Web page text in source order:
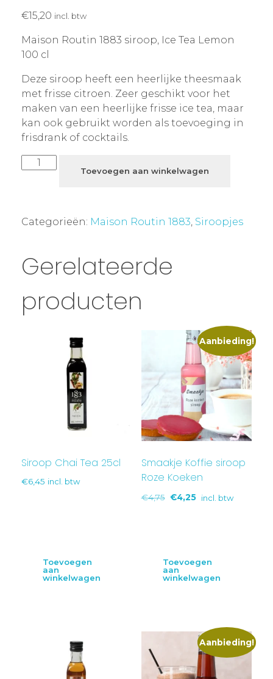
€15,20 incl. btw
Maison Routin 1883 siroop, Ice Tea Lemon
100 cl
Deze siroop heeft een heerlijke theesmaak
met frisse citroen. Zeer geschikt voor het
maken van een heerlijke frisse ice tea, maar
kan ook gebruikt worden als toevoeging in
frisdrank of cocktails.
Toevoegen aan winkelwagen
Categorieën: Maison Routin 1883, Siroopjes
Gerelateerde
producten
Siroop Chai Tea 25cl
€6,45 incl. btw
Toevoegen
aan
winkelwagen
Aanbieding!
Smaakje Koffie siroop
Roze Koeken
€4,75 €4,25 incl. btw
Toevoegen
aan
winkelwagen
Aanbieding!